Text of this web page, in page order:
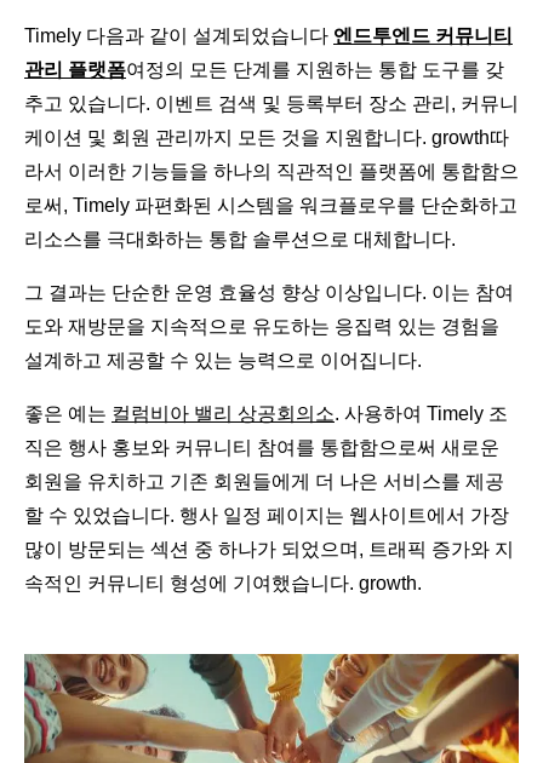
Timely 다음과 같이 설계되었습니다 엔드투엔드 커뮤니티
관리 플랫폼여정의 모든 단계를 지원하는 통합 도구를 갖
추고 있습니다. 이벤트 검색 및 등록부터 장소 관리, 커뮤니
케이션 및 회원 관리까지 모든 것을 지원합니다. growth따
라서 이러한 기능들을 하나의 직관적인 플랫폼에 통합함으
로써, Timely 파편화된 시스템을 워크플로우를 단순화하고
리소스를 극대화하는 통합 솔루션으로 대체합니다.
그 결과는 단순한 운영 효율성 향상 이상입니다. 이는 참여
도와 재방문을 지속적으로 유도하는 응집력 있는 경험을
설계하고 제공할 수 있는 능력으로 이어집니다.
좋은 예는 컬럼비아 밸리 상공회의소. 사용하여 Timely 조
직은 행사 홍보와 커뮤니티 참여를 통합함으로써 새로운
회원을 유치하고 기존 회원들에게 더 나은 서비스를 제공
할 수 있었습니다. 행사 일정 페이지는 웹사이트에서 가장
많이 방문되는 섹션 중 하나가 되었으며, 트래픽 증가와 지
속적인 커뮤니티 형성에 기여했습니다. growth.